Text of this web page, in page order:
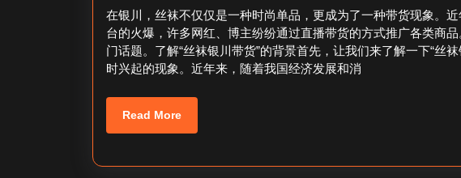
川
带
货
9
月
15
日
涨
粉
在银川，丝袜不仅仅是一种时尚单品，更成为了一种带货现象。
台的火爆，许多网红、博主纷纷通过直播带货的方式推广各类商
门话题。了解“丝袜银川带货”的背景首先，让我们来了解一下“丝
时兴起的现象。近年来，随着我国经济发展和消
Read MoreRead
More